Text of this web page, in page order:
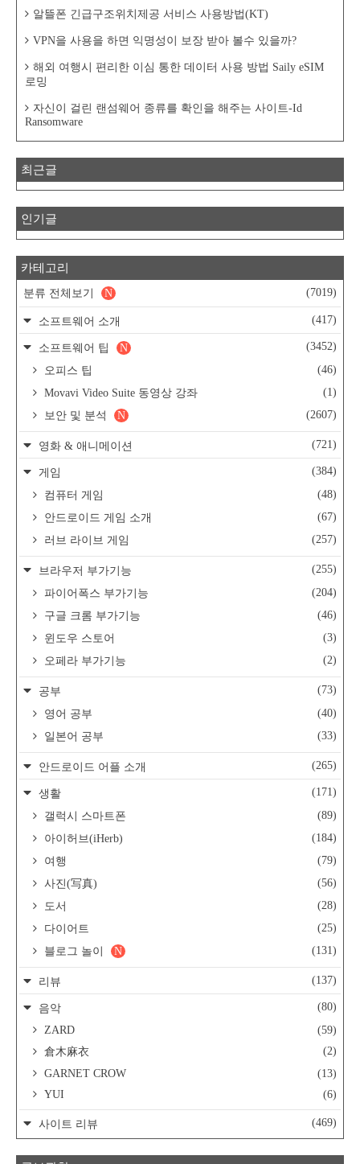
알뜰폰 긴급구조위치제공 서비스 사용방법(KT)
VPN을 사용을 하면 익명성이 보장 받아 볼수 있을까?
해외 여행시 편리한 이심 통한 데이터 사용 방법 Saily eSIM
로밍
자신이 걸린 랜섬웨어 종류를 확인을 해주는 사이트-Id
Ransomware
최근글
인기글
카테고리
분류 전체보기 (7019)
N
소프트웨어 소개 (417)
소프트웨어 팁 (3452)
N
오피스 팁
(46)
Movavi Video Suite 동영상 강좌
(1)
보안 및 분석
(2607)
N
영화 & 애니메이션 (721)
게임
(384)
컴퓨터 게임
(48)
안드로이드 게임 소개
(67)
러브 라이브 게임
(257)
브라우저 부가기능
(255)
파이어폭스 부가기능
(204)
구글 크롬 부가기능
(46)
윈도우 스토어
(3)
오페라 부가기능
(2)
공부
(73)
영어 공부
(40)
일본어 공부
(33)
안드로이드 어플 소개 (265)
생활
(171)
갤럭시 스마트폰
(89)
아이허브(iHerb)
(184)
여행
(79)
사진(写真)
(56)
도서
(28)
다이어트
(25)
블로그 놀이
(131)
N
리뷰 (137)
음악
(80)
ZARD
(59)
倉木麻衣
(2)
GARNET CROW
(13)
YUI
(6)
사이트 리뷰 (469)